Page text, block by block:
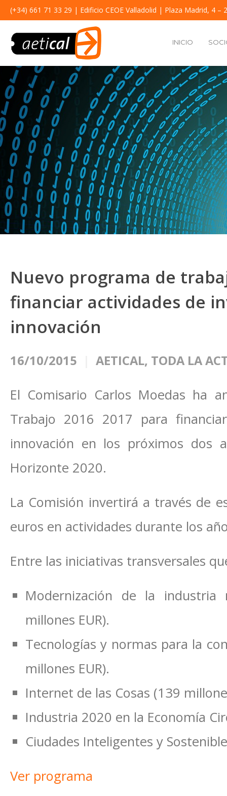
(+34) 661 71 33 29 | Edificio CEOE Valladolid | Plaza Madrid, 4 –
INICIO
Nuevo programa de
financiar actividades de
innovación
16/10/2015 AETICAL, TODA LA
El Comisario Carlos Moedas ha
Trabajo 2016 2017 para
innovación en los próximos dos
Horizonte 2020.
La Comisión invertirá a través de
euros en actividades durante los
Entre las iniciativas transversales
Modernización de la
millones EUR).
Tecnologías y normas para la
millones EUR).
Internet de las Cosas (139
Industria 2020 en la Economía
Ciudades Inteligentes y
Ver programa